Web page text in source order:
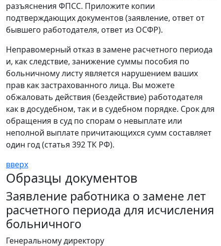
разъяснения ФПСС. Приложите копии
подтверждающих документов (заявление, ответ от
бывшего работодателя, ответ из ОСФР).
Неправомерный отказ в замене расчетного периода
и, как следствие, занижение суммы пособия по
больничному листу является нарушением ваших
прав как застрахованного лица. Вы можете
обжаловать действия (бездействие) работодателя
как в досудебном, так и в судебном порядке. Срок для
обращения в суд по спорам о невыплате или
неполной выплате причитающихся сумм составляет
один год (статья 392 ТК РФ).
вверх
Образцы документов
Заявление работника о замене лет
расчетного периода для исчисления
больничного
Генеральному директору